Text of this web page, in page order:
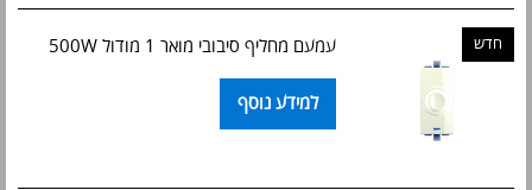
חדש עמעם מחליף סיבובי מואר 1 מודול 500W
למידע נוסף